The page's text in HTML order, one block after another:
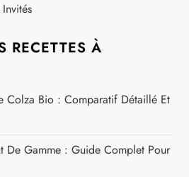
RECETTES À
Colza Bio : Comparatif Détaillé Et
De Gamme : Guide Complet Pour